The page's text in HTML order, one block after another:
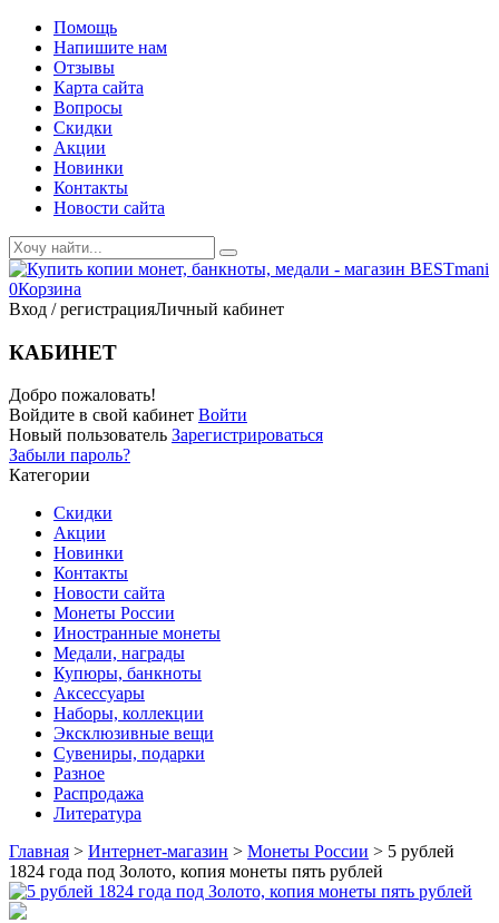
Помощь
Напишите нам
Отзывы
Карта сайта
Вопросы
Скидки
Акции
Новинки
Контакты
Новости сайта
0Корзина
Вход / регистрацияЛичный кабинет
КАБИНЕТ
Добро пожаловать!
Войдите в свой кабинет Войти
Новый пользователь Зарегистрироваться
Забыли пароль?
Категории
Скидки
Акции
Новинки
Контакты
Новости сайта
Монеты России
Иностранные монеты
Медали, награды
Купюры, банкноты
Аксессуары
Наборы, коллекции
Эксклюзивные вещи
Сувениры, подарки
Разное
Распродажа
Литература
Главная > Интернет-магазин > Монеты России > 5 рублей
1824 года под Золото, копия монеты пять рублей